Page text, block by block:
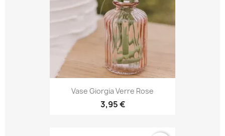
Vase Giorgia Verre Rose
3,95 €